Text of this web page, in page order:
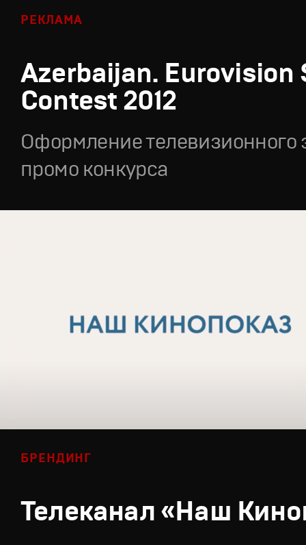
РЕКЛАМА
Azerbaijan. Eurovision
Contest 2012
Оформление телевизионного
промо конкурса
БРЕНДИНГ
Телеканал «Наш